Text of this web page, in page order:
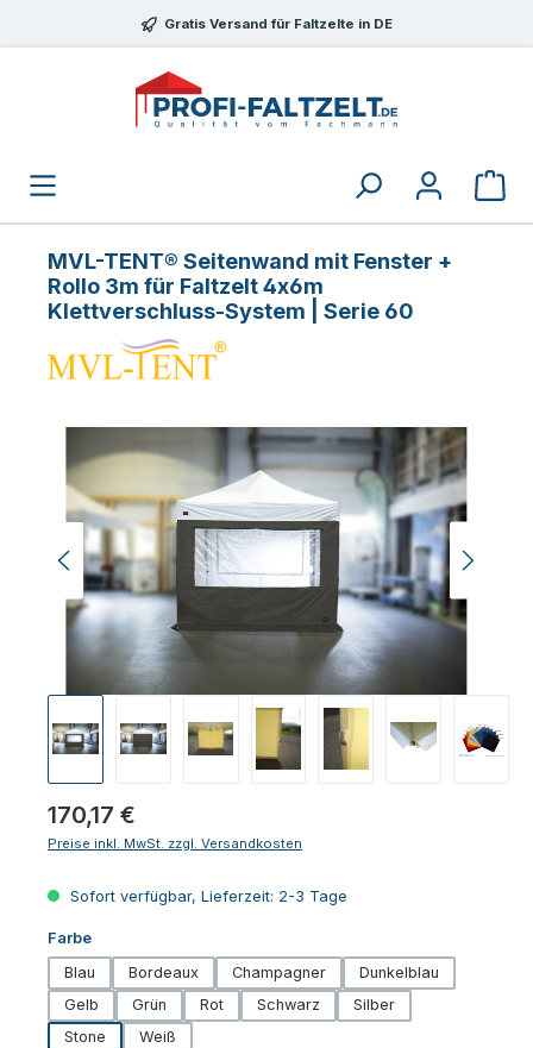
Zum Hauptinhalt springenGratis Versand für Faltzelte in DE
MVL-TENT® Seitenwand mit Fenster +
Rollo 3m für Faltzelt 4x6m
Klettverschluss-System | Serie 60
Regulärer Preis:
170,17 €
Preise inkl. MwSt. zzgl. Versandkosten
Sofort verfügbar, Lieferzeit: 2-3 Tage
Farbeauswählen
Blau
Bordeaux Champagner
Dunkelblau
Gelb
Grün Rot Schwarz
Silber
Stone
Weiß